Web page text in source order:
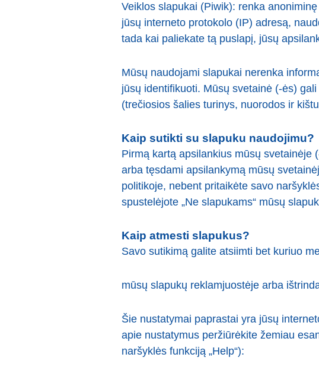
Veiklos slapukai (Piwik): renka
jūsų interneto protokolo (IP) adresą,
tada kai paliekate tą puslapį, jūsų
Mūsų naudojami slapukai nerenka
jūsų identifikuoti. Mūsų svetainė (-ės)
(trečiosios šalies turinys, nuorodos ir
Kaip sutikti su slapuku naudojimu?
Pirmą kartą apsilankius mūsų svetainėje
arba tęsdami apsilankymą mūsų
politikoje, nebent pritaikėte savo
spustelėjote „Ne slapukams“ mūsų
Kaip atmesti slapukus?
Savo sutikimą galite atsiimti bet kuriuo
mūsų slapukų reklamjuostėje arba
Šie nustatymai paprastai yra jūsų
apie nustatymus peržiūrėkite žemiau
naršyklės funkciją „Help“):